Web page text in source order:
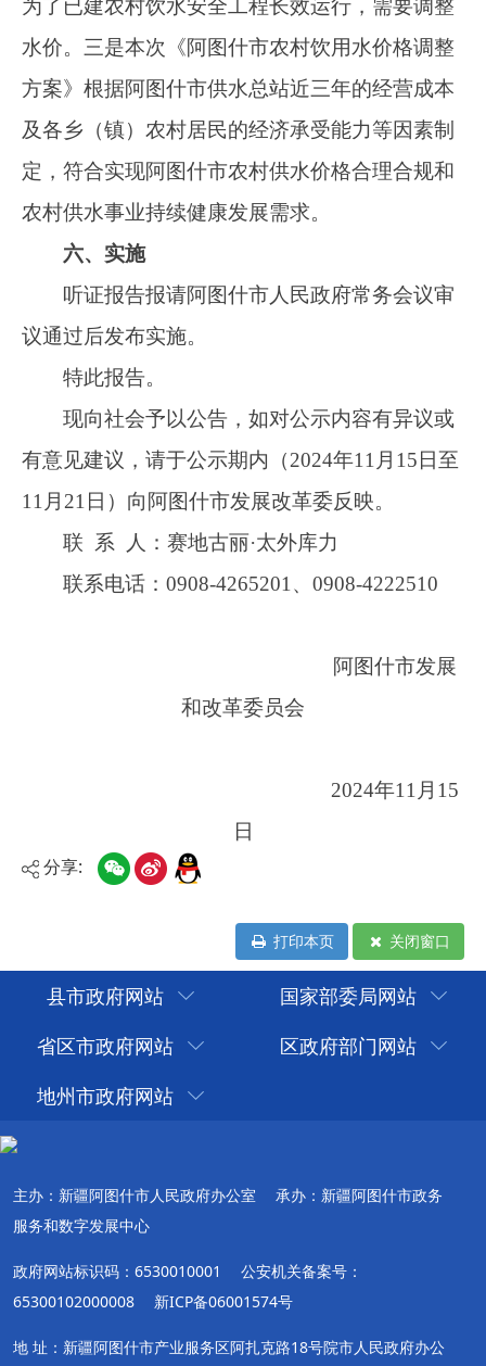
分享:
打印本页 关闭窗口
县市政府网站
国家部委局网站
省区市政府网站
区政府部门网站
地州市政府网站
主办：新疆阿图什市人民政府办公室
承办：新疆阿图什市政务
服务和数字发展中心
政府网站标识码：6530010001
公安机关备案号：
65300102000008
新ICP备06001574号
地 址：新疆阿图什市产业服务区阿扎克路18号院市人民政府办公